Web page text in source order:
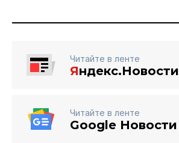
Читайте в ленте
Яндекс.Новости
Читайте в ленте
Google Новости